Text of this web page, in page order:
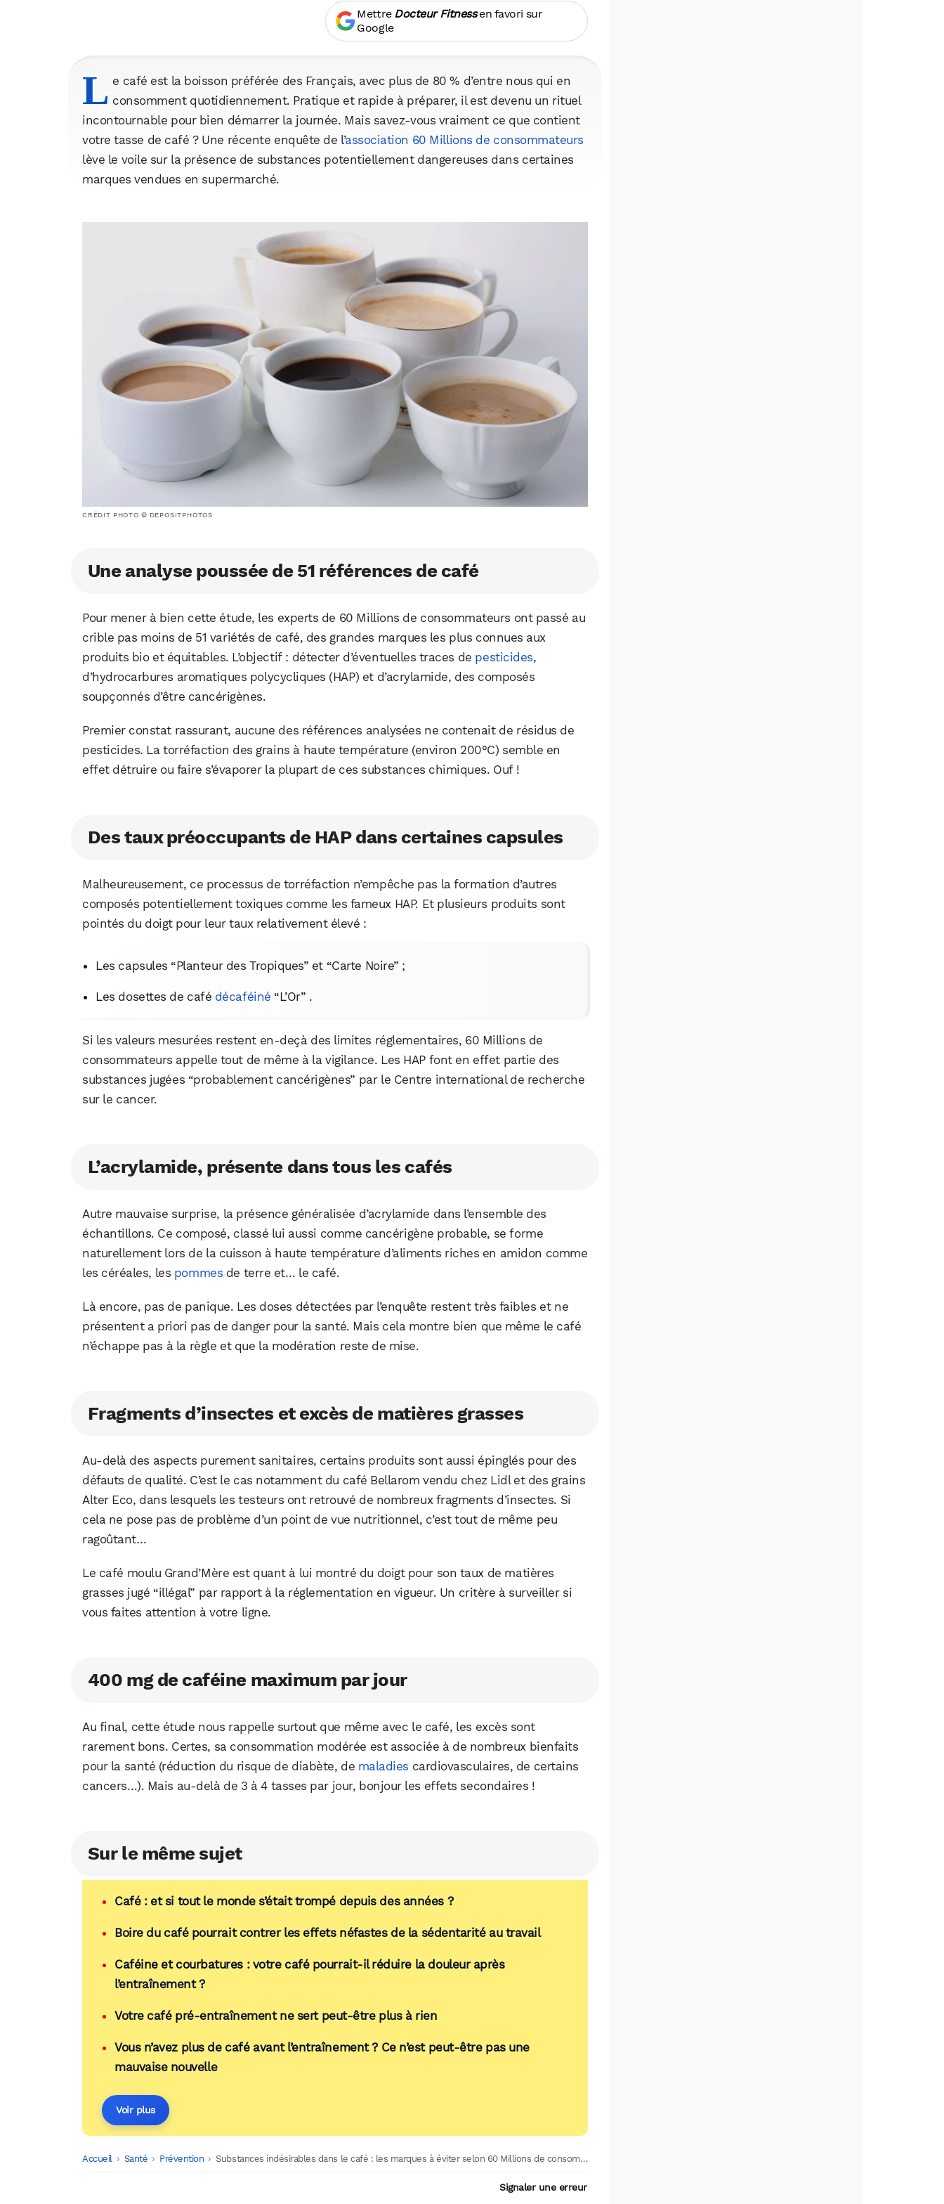
Mettre Docteur Fitnessen favori sur
Google
L e café est la boisson préférée des Français, avec plus de 80 % d’entre nous qui en
consomment quotidiennement. Pratique et rapide à préparer, il est devenu un rituel
incontournable pour bien démarrer la journée. Mais savez-vous vraiment ce que contient
votre tasse de café ? Une récente enquête de l’association 60 Millions de consommateurs
lève le voile sur la présence de substances potentiellement dangereuses dans certaines
marques vendues en supermarché.
CRÉDIT PHOTO © DEPOSITPHOTOS
Une analyse poussée de 51 références de café
Pour mener à bien cette étude, les experts de 60 Millions de consommateurs ont passé au
crible pas moins de 51 variétés de café, des grandes marques les plus connues aux
produits bio et équitables. L’objectif : détecter d’éventuelles traces de pesticides,
d’hydrocarbures aromatiques polycycliques (HAP) et d’acrylamide, des composés
soupçonnés d’être cancérigènes.
Premier constat rassurant, aucune des références analysées ne contenait de résidus de
pesticides. La torréfaction des grains à haute température (environ 200°C) semble en
effet détruire ou faire s’évaporer la plupart de ces substances chimiques. Ouf !
Des taux préoccupants de HAP dans certaines capsules
Malheureusement, ce processus de torréfaction n’empêche pas la formation d’autres
composés potentiellement toxiques comme les fameux HAP. Et plusieurs produits sont
pointés du doigt pour leur taux relativement élevé :
Les capsules “Planteur des Tropiques” et “Carte Noire” ;
Les dosettes de café décaféiné “L’Or” .
Si les valeurs mesurées restent en-deçà des limites réglementaires, 60 Millions de
consommateurs appelle tout de même à la vigilance. Les HAP font en effet partie des
substances jugées “probablement cancérigènes” par le Centre international de recherche
sur le cancer.
L’acrylamide, présente dans tous les cafés
Autre mauvaise surprise, la présence généralisée d’acrylamide dans l’ensemble des
échantillons. Ce composé, classé lui aussi comme cancérigène probable, se forme
naturellement lors de la cuisson à haute température d’aliments riches en amidon comme
les céréales, les pommes de terre et… le café.
Là encore, pas de panique. Les doses détectées par l’enquête restent très faibles et ne
présentent a priori pas de danger pour la santé. Mais cela montre bien que même le café
n’échappe pas à la règle et que la modération reste de mise.
Fragments d’insectes et excès de matières grasses
Au-delà des aspects purement sanitaires, certains produits sont aussi épinglés pour des
défauts de qualité. C’est le cas notamment du café Bellarom vendu chez Lidl et des grains
Alter Eco, dans lesquels les testeurs ont retrouvé de nombreux fragments d’insectes. Si
cela ne pose pas de problème d’un point de vue nutritionnel, c’est tout de même peu
ragoûtant…
Le café moulu Grand’Mère est quant à lui montré du doigt pour son taux de matières
grasses jugé “illégal” par rapport à la réglementation en vigueur. Un critère à surveiller si
vous faites attention à votre ligne.
400 mg de caféine maximum par jour
Au final, cette étude nous rappelle surtout que même avec le café, les excès sont
rarement bons. Certes, sa consommation modérée est associée à de nombreux bienfaits
pour la santé (réduction du risque de diabète, de maladies cardiovasculaires, de certains
cancers…). Mais au-delà de 3 à 4 tasses par jour, bonjour les effets secondaires !
Sur le même sujet
Café : et si tout le monde s’était trompé depuis des années ?
Boire du café pourrait contrer les effets néfastes de la sédentarité au travail
Caféine et courbatures : votre café pourrait-il réduire la douleur après
l’entraînement ?
Votre café pré-entraînement ne sert peut-être plus à rien
Vous n’avez plus de café avant l’entraînement ? Ce n’est peut-être pas une
mauvaise nouvelle
Voir plus
Accueil -
Santé -
Prévention -
Substances indésirables dans le café : les marques à éviter selon 60 Millions de consommateurs
Signaler une erreur